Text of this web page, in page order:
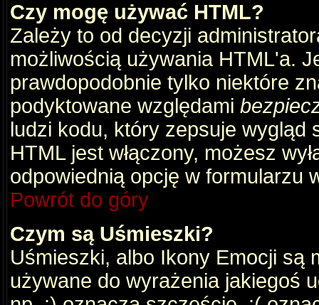
Czy mogę używać HTML?
Zależy to od decyzji
możliwością używania HTML'a.
prawdopodobnie tylko niektóre
podyktowane względami
ludzi kodu, który zepsuje wygląd
HTML jest włączony, możesz
odpowiednią opcję w formularzu
Powrót do góry
Czym są Uśmieszki?
Uśmieszki, albo Ikony Emocji są
używane do wyrażenia jakiegoś